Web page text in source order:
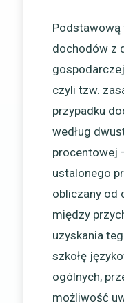
dochodów z
czyli tzw.
przypadku
według
procentowej
ustalonego
obliczany od
między
uzyskania
szkołę
ogólnych,
możliwość